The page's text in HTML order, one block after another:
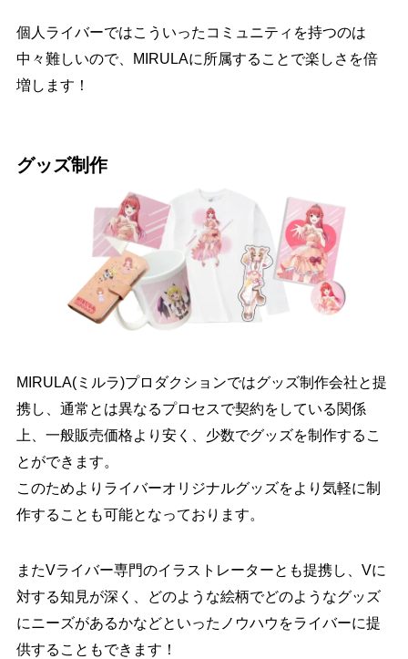
個人ライバーではこういったコミュニティを持つのは
中々難しいので、MIRULAに所属することで楽しさを倍
増します！
グッズ制作
MIRULA(ミルラ)プロダクションではグッズ制作会社と提
携し、通常とは異なるプロセスで契約をしている関係
上、一般販売価格より安く、少数でグッズを制作するこ
とができます。
このためよりライバーオリジナルグッズをより気軽に制
作することも可能となっております。
またVライバー専門のイラストレーターとも提携し、Vに
対する知見が深く、どのような絵柄でどのようなグッズ
にニーズがあるかなどといったノウハウをライバーに提
供することもできます！